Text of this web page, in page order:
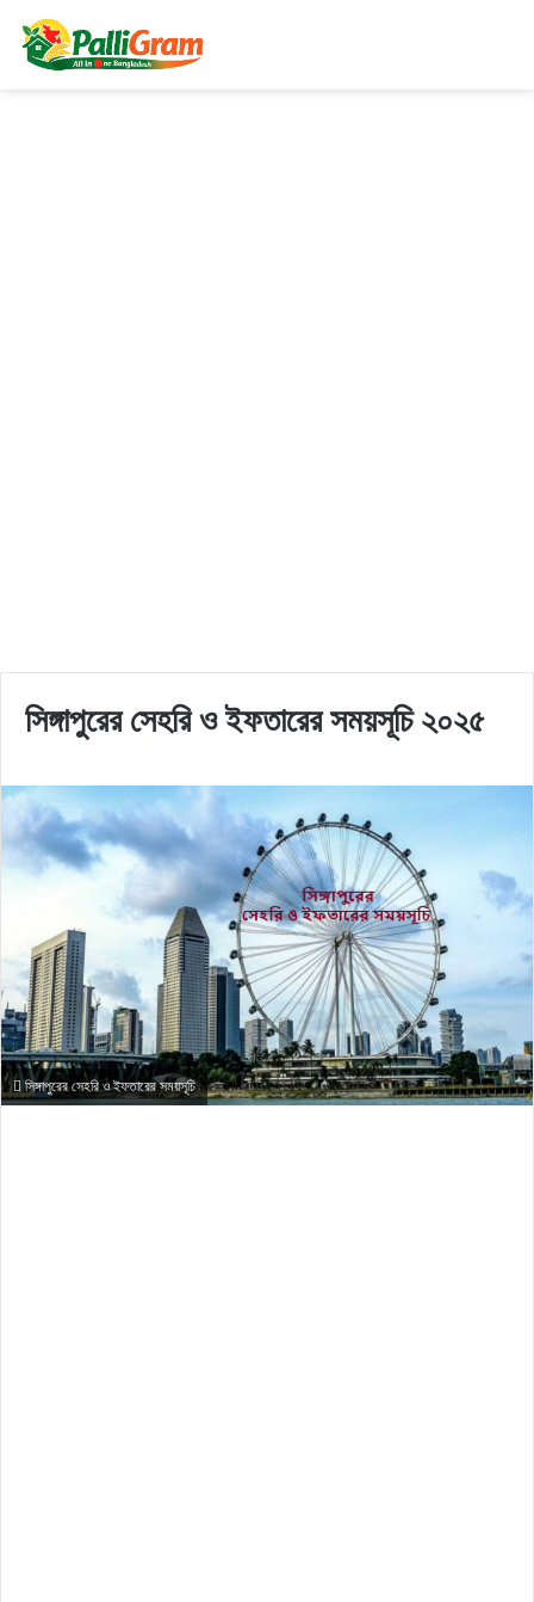
সিঙ্গাপুরের সেহরি ও ইফতারের সময়সূচি ২০২৫
সিঙ্গাপুরের সেহরি ও ইফতারের সময়সূচি